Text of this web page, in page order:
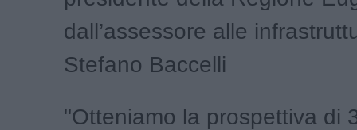
dall’assessore alle
Stefano Baccelli
"Otteniamo la prospettiva di